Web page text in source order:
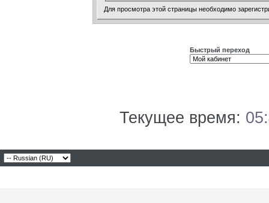
Для просмотра этой страницы необходимо
Быстрый переход
Текущее время: